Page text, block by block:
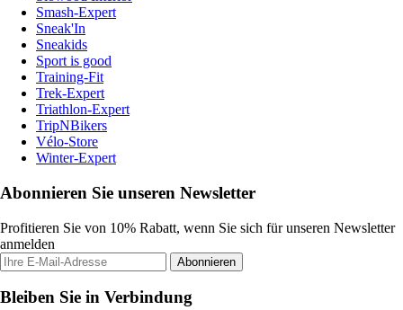
Smash-Expert
Sneak'In
Sneakids
Sport is good
Training-Fit
Trek-Expert
Triathlon-Expert
TripNBikers
Vélo-Store
Winter-Expert
Abonnieren Sie unseren Newsletter
Profitieren Sie von 10% Rabatt, wenn Sie sich für unseren Newsletter
anmelden
Abonnieren
Bleiben Sie in Verbindung